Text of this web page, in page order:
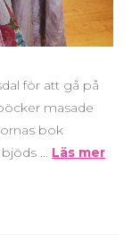
för att gå på
masade
bok
… Läs mer